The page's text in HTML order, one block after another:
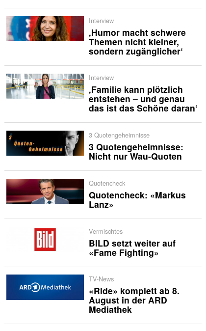
Interview
‚Humor macht schwere
Themen nicht kleiner,
sondern zugänglicher‘
Interview
‚Familie kann plötzlich
entstehen – und genau
das ist das Schöne daran‘
3 Quotengeheimnisse
3 Quotengeheimnisse:
Nicht nur Wau-Quoten
Quotencheck
Quotencheck: «Markus
Lanz»
Vermischtes
BILD setzt weiter auf
«Fame Fighting»
TV-News
«Ride» komplett ab 8.
August in der ARD
Mediathek